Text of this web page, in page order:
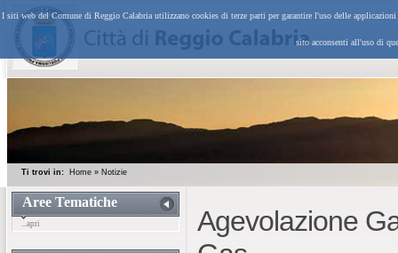
I siti web del Comune di Reggio Calabria utilizzano cookies di terze parti per garantire l'uso delle
sito acconsenti all'uso di
Ti trovi in: Home » Notizie
Aree Tematiche
...apri
Agevolazione